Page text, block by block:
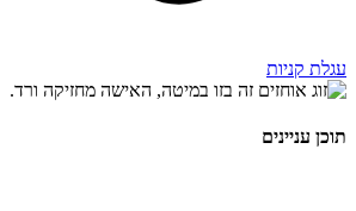
עגלת קניות
תוכן עניינים